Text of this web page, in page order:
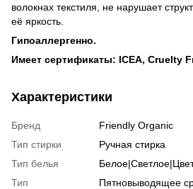
волокнах текстиля, не нарушает
её яркость.
Гипоаллергенно.
Имеет сертификаты: ICEA, Cruelty
Характеристики
Бренд
Friendly Organic
Тип стирки
Ручная стирка
Тип белья
Тип
Пятновыводящее